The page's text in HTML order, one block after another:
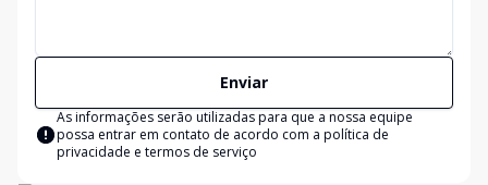
Enviar
As informações serão utilizadas para que a nossa equipe
possa entrar em contato de acordo com a política de
privacidade e termos de serviço